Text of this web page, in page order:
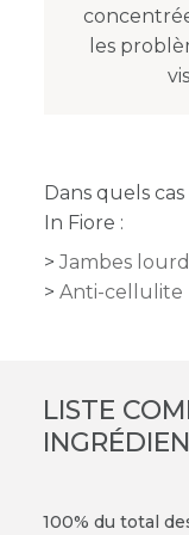
les
Dans quels
In Fiore :
Jambes
Anti-cellulite
LISTE
100% du total